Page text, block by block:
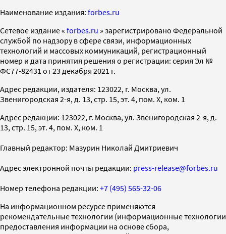
Наименование издания: forbes.ru
Cетевое издание « forbes.ru » зарегистрировано Федеральной
службой по надзору в сфере связи, информационных
технологий и массовых коммуникаций, регистрационный
номер и дата принятия решения о регистрации: серия Эл №
ФС77-82431 от 23 декабря 2021 г.
Адрес редакции, издателя: 123022, г. Москва, ул.
Звенигородская 2-я, д. 13, стр. 15, эт. 4, пом. X, ком. 1
Адрес редакции: 123022, г. Москва, ул. Звенигородская 2-я, д.
13, стр. 15, эт. 4, пом. X, ком. 1
Главный редактор: Мазурин Николай Дмитриевич
Адрес электронной почты редакции: press-release@forbes.ru
Номер телефона редакции: +7 (495) 565-32-06
На информационном ресурсе применяются
рекомендательные технологии (информационные технологии
предоставления информации на основе сбора,